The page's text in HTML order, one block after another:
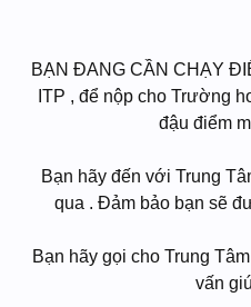
BẠN ĐANG CẦN CHẠY
ITP , để nộp cho Trường
đậu điểm
Bạn hãy đến với Trung
qua . Đảm bảo bạn sẽ
Bạn hãy gọi cho Trung
vấn